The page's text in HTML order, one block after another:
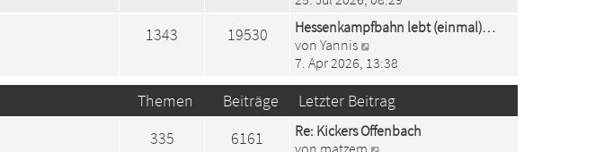
i
r
a
g
t
e
B
i
t
r
u
e
t
e
r
B
e
1343 19530
Hessenkampfbahn lebt (einmal)…
von Yannis
e
e
s
t
7. Apr 2026, 13:38
Themen Beiträge Letzter Beitrag
335 6161
Re: Kickers Offenbach